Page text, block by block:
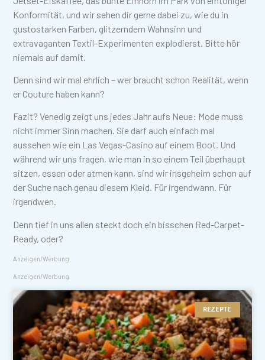
Konformität, und wir sehen dir gerne dabei zu, wie du in
gustostarken Farben, glitzerndem Wahnsinn und
extravaganten Textil-Experimenten explodierst. Bitte hör
niemals auf damit.
Denn sind wir mal ehrlich – wer braucht schon Realität, wenn
er Couture haben kann?
Fazit? Venedig zeigt uns jedes Jahr aufs Neue: Mode muss
nicht immer Sinn machen. Sie darf auch einfach mal
aussehen wie ein Las Vegas-Casino auf einem Boot. Und
während wir uns fragen, wie man in so einem Teil überhaupt
sitzen, essen oder atmen kann, sind wir insgeheim schon auf
der Suche nach genau diesem Kleid. Für irgendwann. Für
irgendwen.
Denn tief in uns allen steckt doch ein bisschen Red-Carpet-
Ready, oder?
Anzeigen/Werbung
Anzeigen/Werbung
REZEPTE